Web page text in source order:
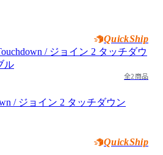
QuickShip
全2商品
/ ジョイン 2 タッチダウン
QuickShip